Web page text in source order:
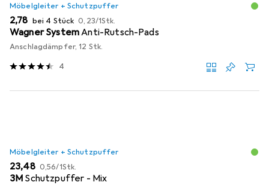
Möbelgleiter + Schutzpuffer
EUR
2,78 bei 4 Stück EUR
0,23/1Stk.
Wagner SystemAnti-Rutsch-Pads
Anschlagdämpfer, 12 Stk.
4
Möbelgleiter + Schutzpuffer
EUR
23,48 EUR
0,56/1Stk.
3M Schutzpuffer - Mix